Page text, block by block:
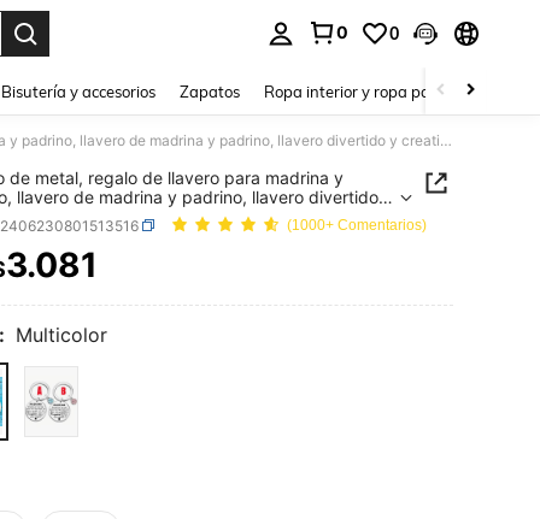
0 0
Bisutería y accesorios Zapatos Ropa interior y ropa para dormir
Llavero de metal, regalo de llavero para madrina y padrino, llavero de madrina y padrino, llavero divertido y creativo, regalo de Navidad
de metal, regalo de llavero para madrina y
llavero de madrina y padrino, llavero divertido y
regalo de Navidad
(1000+ Comentarios)
AND AVAILABILITY
3.081
Multicolor